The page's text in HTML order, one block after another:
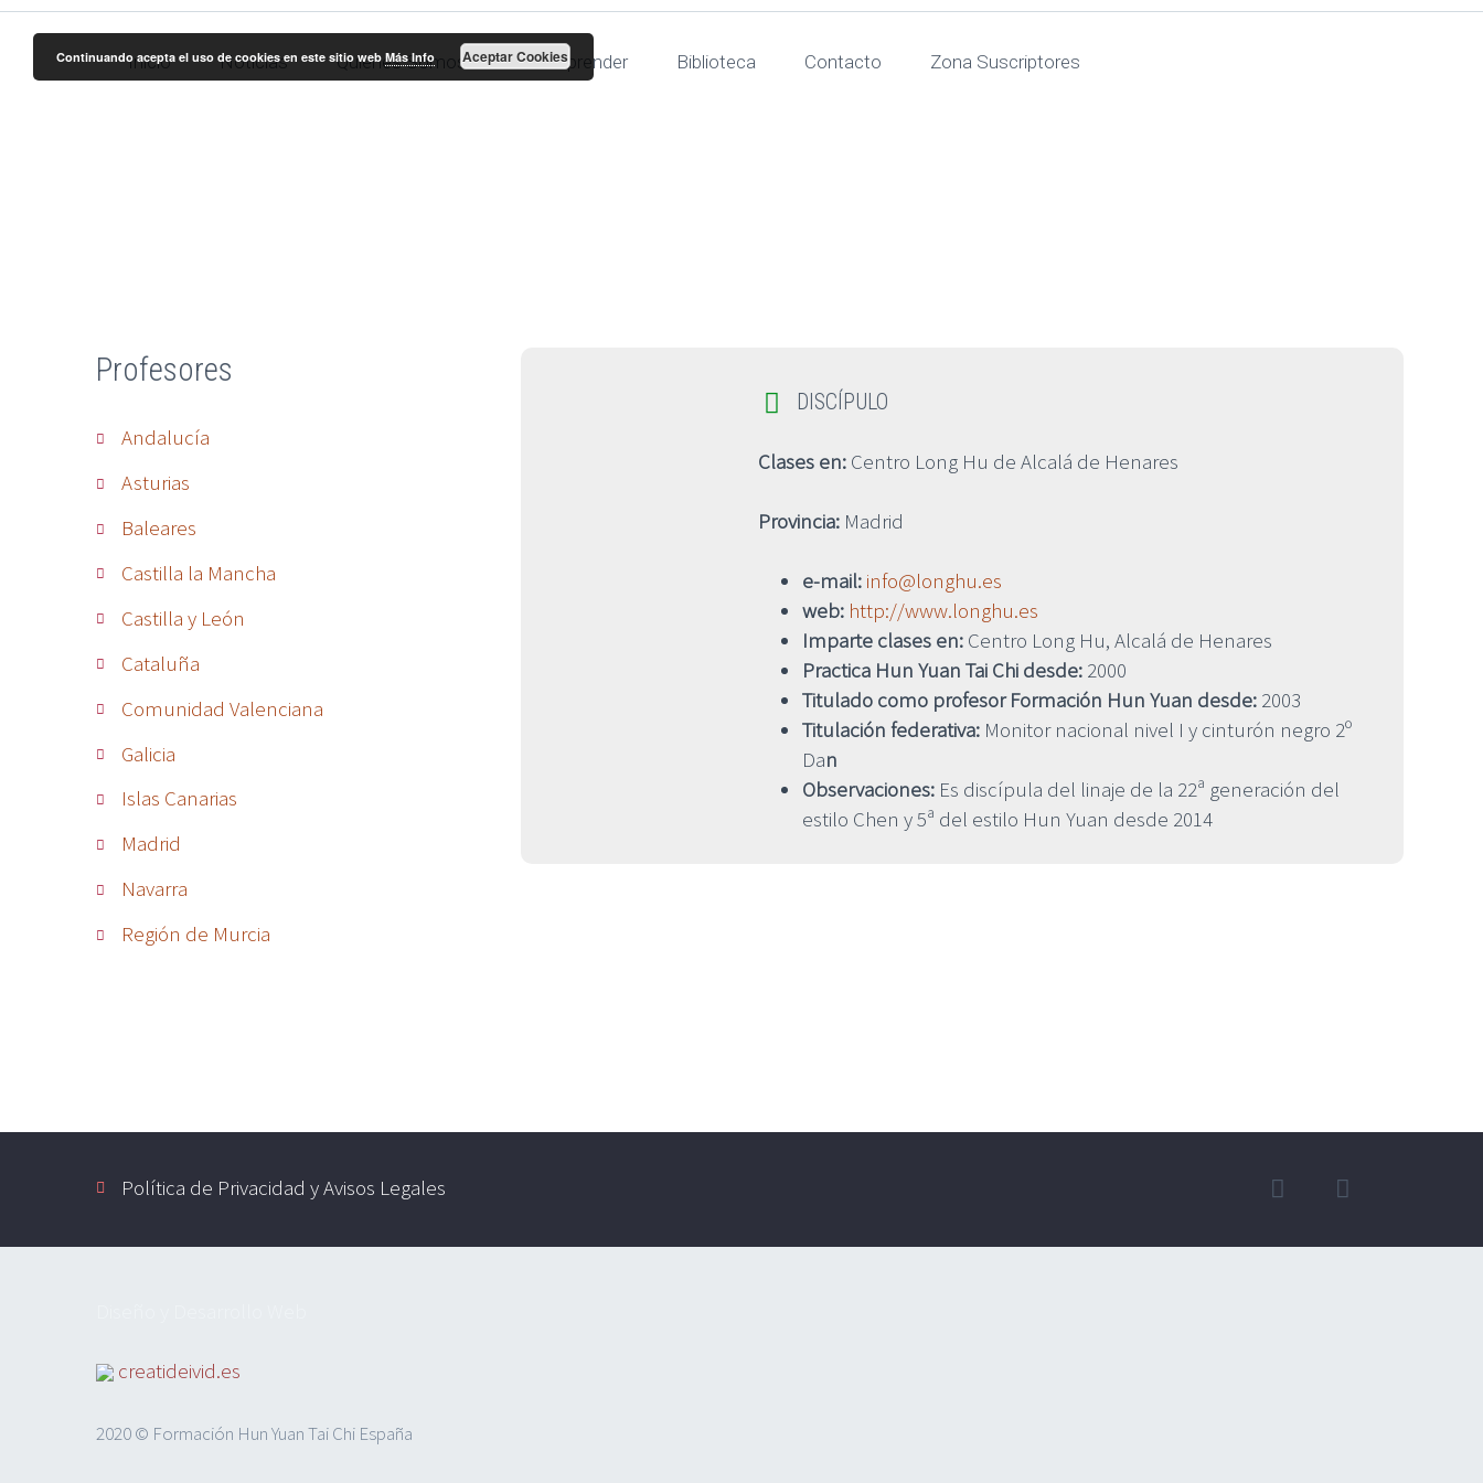
Inicio Noticias Quienes Somos Para aprender Biblioteca Contacto Zona Suscriptores
Profesores
Andalucía
Asturias
Baleares
Castilla la Mancha
Castilla y León
Cataluña
Comunidad Valenciana
Galicia
Islas Canarias
Madrid
Navarra
Región de Murcia

 DISCÍPULO
Clases en: Centro Long Hu de Alcalá de Henares
Provincia: Madrid
e-mail: info@longhu.es
web: http://www.longhu.es
Imparte clases en: Centro Long Hu, Alcalá de Henares
Practica Hun Yuan Tai Chi desde: 2000
Titulado como profesor Formación Hun Yuan desde: 2003
Titulación federativa: Monitor nacional nivel I y cinturón negro 2º
Dan
Observaciones: Es discípula del linaje de la 22ª generación del
estilo Chen y 5ª del estilo Hun Yuan desde 2014
Política de Privacidad y Avisos Legales
creatideivid.es
2020 © Formación Hun Yuan Tai Chi España
Continuando acepta el uso de cookies en este sitio web Más Info Aceptar Cookies